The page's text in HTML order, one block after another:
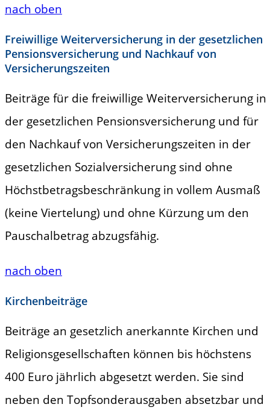
nach oben
Freiwillige Weiterversicherung in der gesetzlichen
Pensionsversicherung und Nachkauf von
Versicherungszeiten
Beiträge für die freiwillige Weiterversicherung in
der gesetzlichen Pensionsversicherung und für
den Nachkauf von Versicherungszeiten in der
gesetzlichen Sozialversicherung sind ohne
Höchstbetragsbeschränkung in vollem Ausmaß
(keine Viertelung) und ohne Kürzung um den
Pauschalbetrag abzugsfähig.
nach oben
Kirchenbeiträge
Beiträge an gesetzlich anerkannte Kirchen und
Religionsgesellschaften können bis höchstens
400 Euro jährlich abgesetzt werden. Sie sind
neben den Topfsonderausgaben absetzbar und